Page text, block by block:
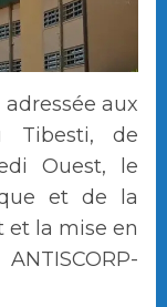
aux
Tibesti, de
Ouest, le
et de la
et la mise en